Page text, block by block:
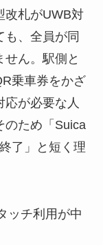
改札がUWB対
も、全員が同
せん。駅側と
乗車券をかざ
が必要な人
のため「Suica
了」と短く理
ッチ利用が中